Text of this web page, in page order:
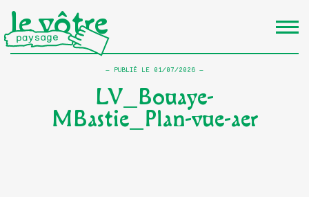
le vôtre
PUBLIÉ LE 01/07/2026
LV_Bouaye-
MBastie_Plan-vue-aer